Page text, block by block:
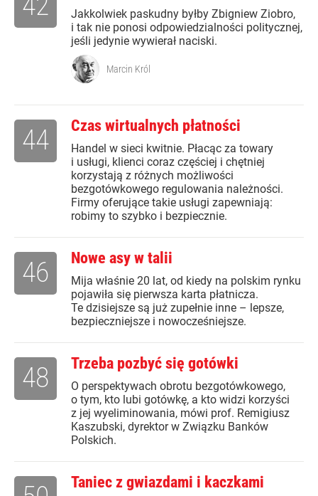
Jakkolwiek paskudny byłby Zbigniew Ziobro,
i tak nie ponosi odpowiedzialności politycznej,
jeśli jedynie wywierał naciski.
Marcin Król
Czas wirtualnych płatności
Handel w sieci kwitnie. Płacąc za towary
i usługi, klienci coraz częściej i chętniej
korzystają z różnych możliwości
bezgotówkowego regulowania należności.
Firmy oferujące takie usługi zapewniają:
robimy to szybko i bezpiecznie.
44
Nowe asy w talii
Mija właśnie 20 lat, od kiedy na polskim rynku
pojawiła się pierwsza karta płatnicza.
Te dzisiejsze są już zupełnie inne – lepsze,
bezpieczniejsze i nowocześniejsze.
46
Trzeba pozbyć się gotówki
O perspektywach obrotu bezgotówkowego,
o tym, kto lubi gotówkę, a kto widzi korzyści
z jej wyeliminowania, mówi prof. Remigiusz
Kaszubski, dyrektor w Związku Banków
Polskich.
48
Taniec z gwiazdami i kaczkami